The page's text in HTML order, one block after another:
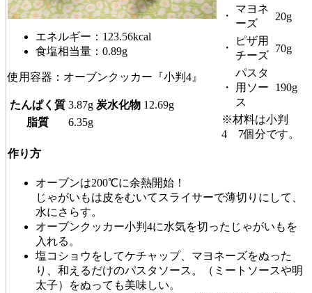
エネルギー：123.56kcal
食塩相当量：0.89g
使用容器：オーブンクッカー『小判4』
たんぱく質 3.87g 炭水化物 12.69g
脂質
6.35g
・
マヨネ
ーズ
20g
・
ピザ用
チーズ
70g
・
パスタ
用ソー
ス
190g
※材料は小判
4 7個分です。
作り方
オーブンは200℃に余熱開始！
じゃがいもは皮をむいてスライサーで薄切りにして、
水にさらす。
オーブンクッカー小判4に水気を切ったじゃがいもを
入れる。
塩コショウをしてケチャップ、マヨネーズをぬった
り、和えるだけのパスタソース。（ミートソースや明
太子）をぬっても美味しい。